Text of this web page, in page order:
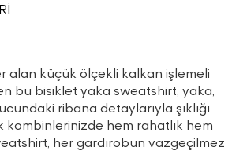
alan küçük ölçekli kalkan işlemeli
bu bisiklet yaka sweatshirt, yaka,
ribana detaylarıyla şıklığı
kombinlerinizde hem rahatlık hem
her gardırobun vazgeçilmez